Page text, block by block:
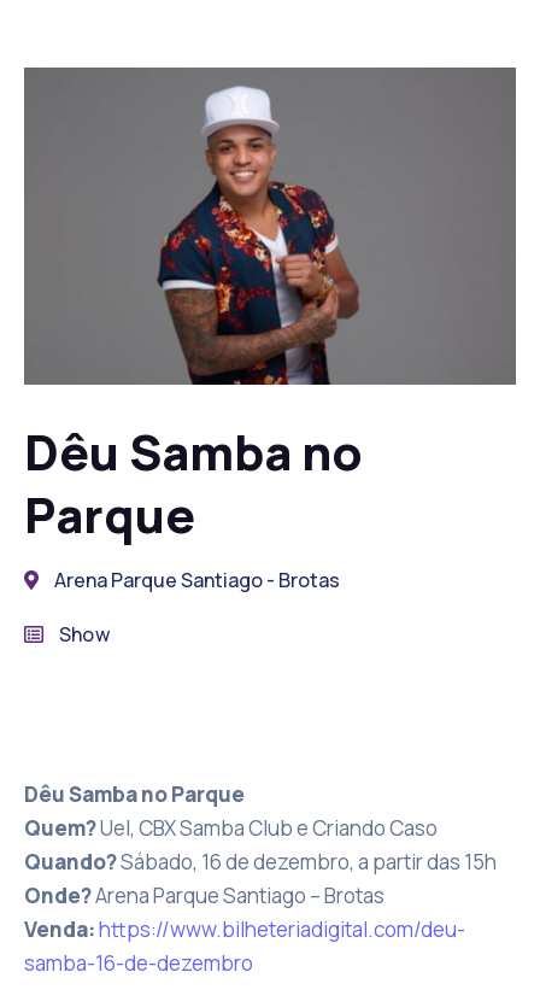
Dêu Samba no
Parque
Arena Parque Santiago - Brotas
Show
Dêu Samba no Parque
Quem?Uel, CBX Samba Club e Criando Caso
Quando?Sábado, 16 de dezembro, a partir das 15h
Onde?Arena Parque Santiago – Brotas
Venda:https://www.bilheteriadigital.com/deu-
samba-16-de-dezembro